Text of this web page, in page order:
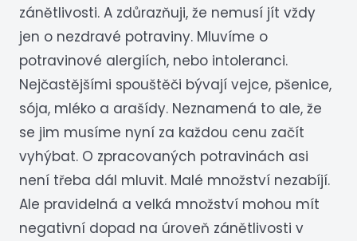
zánětlivosti. A zdůrazňuji, že nemusí jít vždy
jen o nezdravé potraviny. Mluvíme o
potravinové alergiích, nebo intoleranci.
Nejčastějšími spouštěči bývají vejce, pšenice,
sója, mléko a arašídy. Neznamená to ale, že
se jim musíme nyní za každou cenu začít
vyhýbat. O zpracovaných potravinách asi
není třeba dál mluvit. Malé množství nezabíjí.
Ale pravidelná a velká množství mohou mít
negativní dopad na úroveň zánětlivosti v